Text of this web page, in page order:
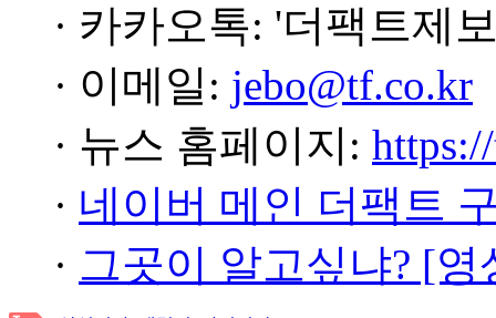
· 카카오톡: '더팩트제
· 이메일: jebo@tf.co.kr
· 뉴스 홈페이지:
· 네이버 메인 더팩트
· 그곳이 알고싶냐? [